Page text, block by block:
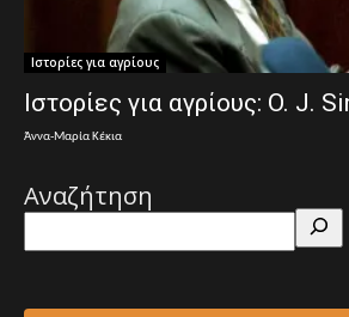
Ιστορίες για αγρίους
Ιστορίες για αγρίους: O. J.
Άννα-Μαρία Κέκια
Αναζήτηση